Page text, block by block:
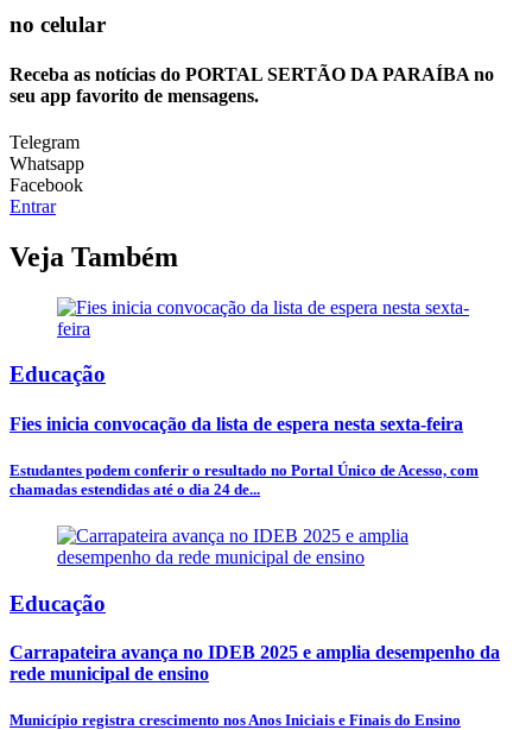
no celular
Receba as notícias do PORTAL SERTÃO DA PARAÍBA no
seu app favorito de mensagens.
Telegram
Whatsapp
Facebook
Entrar
Veja Também
Educação
Fies inicia convocação da lista de espera nesta sexta-feira
Estudantes podem conferir o resultado no Portal Único de Acesso, com
chamadas estendidas até o dia 24 de...
Educação
Carrapateira avança no IDEB 2025 e amplia desempenho da
rede municipal de ensino
Município registra crescimento nos Anos Iniciais e Finais do Ensino